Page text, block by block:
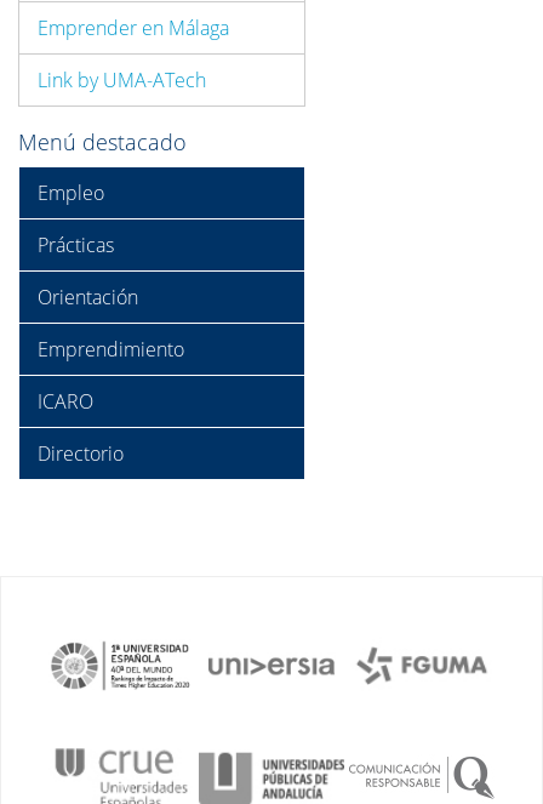
Emprender en Málaga
Link by UMA-ATech
Menú destacado
Empleo
Prácticas
Orientación
Emprendimiento
ICARO
Directorio